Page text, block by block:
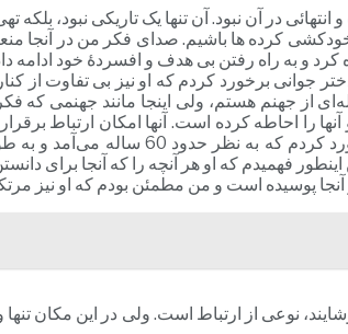
آن نبود. آن تنها یک تاریکی نبود، بلکه تهی
کرده ها باشیم. صدای فکر من در
و به راه رفتن بی هدف و افسردۀ خود ادامه
جوانی برخورد کردم که او نیز بی تفاوت از
جهنم هستم، ولی اینجا مانند جهنمی که
را احاطه کرده است. آنها امکان ارتباط
نکبت خود، و تاریکی که آنها را احاطه کرده بود،
فهمیدم که او هر آنچه را که آنجا برای
آنجا پوسیده است و من مطمئن بودم که او
نوعی از ارتباط است. ولی در این مکان تنها